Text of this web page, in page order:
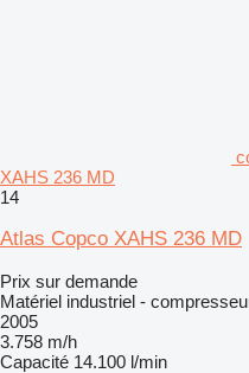
XAHS 236 MD
14
Atlas Copco XAHS 236 MD
Prix sur demande
Matériel industriel -
2005
3.758 m/h
Capacité 14.100 l/min